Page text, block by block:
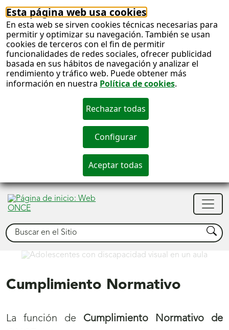
Esta página web usa cookies
En esta web se sirven cookies técnicas necesarias para
permitir y optimizar su navegación. También se usan
cookies de terceros con el fin de permitir
funcionalidades de redes sociales, ofrecer publicidad
basada en sus hábitos de navegación y analizar el
rendimiento y tráfico web. Puede obtener más
información en nuestra Política de cookies.
Buscar Buscar
Comprometidos
Cumplimiento Normativo
La función de Cumplimiento Normativo de